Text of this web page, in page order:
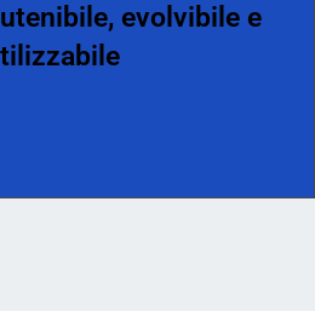
evolvibile e